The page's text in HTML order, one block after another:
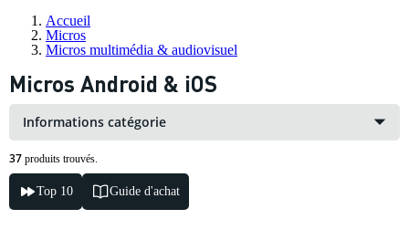
Accueil
Micros
Micros multimédia & audiovisuel
Micros Android & iOS
Informations catégorie
37 produits trouvés.
Top 10 Guide d'achat